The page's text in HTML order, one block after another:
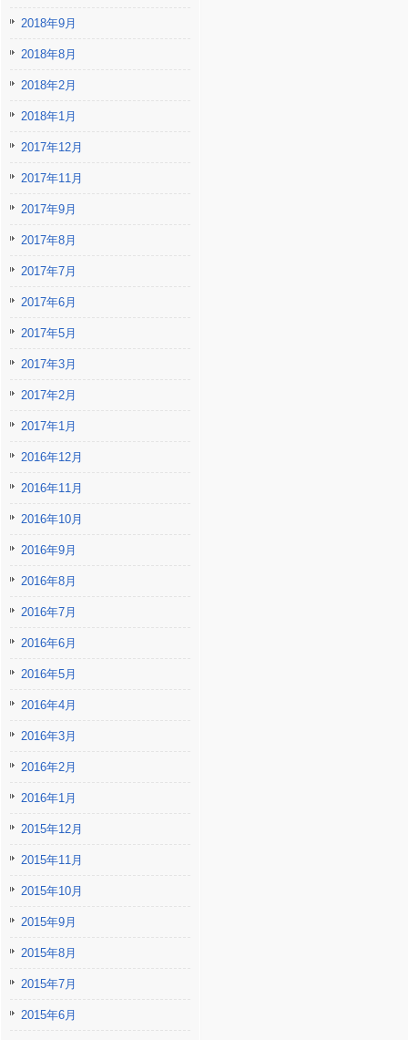
2018年9月
2018年8月
2018年2月
2018年1月
2017年12月
2017年11月
2017年9月
2017年8月
2017年7月
2017年6月
2017年5月
2017年3月
2017年2月
2017年1月
2016年12月
2016年11月
2016年10月
2016年9月
2016年8月
2016年7月
2016年6月
2016年5月
2016年4月
2016年3月
2016年2月
2016年1月
2015年12月
2015年11月
2015年10月
2015年9月
2015年8月
2015年7月
2015年6月